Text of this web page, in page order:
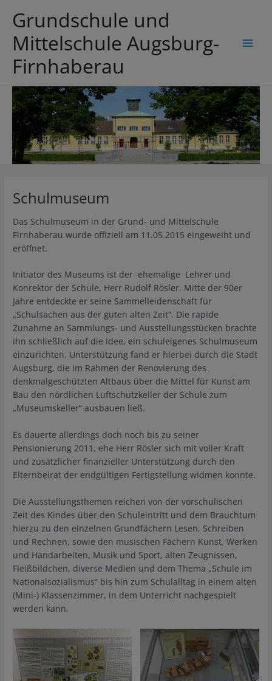
InhaltGrundschule und
Mittelschule Augsburg-
Firnhaberau
Schulmuseum
Das Schulmuseum in der Grund- und Mittelschule
Firnhaberau wurde offiziell am 11.05.2015 eingeweiht und
eröffnet.
Initiator des Museums ist der ehemalige Lehrer und
Konrektor der Schule, Herr Rudolf Rösler. Mitte der 90er
Jahre entdeckte er seine Sammelleidenschaft für
„Schulsachen aus der guten alten Zeit“. Die rapide
Zunahme an Sammlungs- und Ausstellungsstücken brachte
ihn schließlich auf die Idee, ein schuleigenes Schulmuseum
einzurichten. Unterstützung fand er hierbei durch die Stadt
Augsburg, die im Rahmen der Renovierung des
denkmalgeschützten Altbaus über die Mittel für Kunst am
Bau den nördlichen Luftschutzkeller der Schule zum
„Museumskeller“ ausbauen ließ.
Es dauerte allerdings doch noch bis zu seiner
Pensionierung 2011, ehe Herr Rösler sich mit voller Kraft
und zusätzlicher finanzieller Unterstützung durch den
Elternbeirat der endgültigen Fertigstellung widmen konnte.
Die Ausstellungsthemen reichen von der vorschulischen
Zeit des Kindes über den Schuleintritt und dem Brauchtum
hierzu zu den einzelnen Grundfächern Lesen, Schreiben
und Rechnen, sowie den musischen Fächern Kunst, Werken
und Handarbeiten, Musik und Sport, alten Zeugnissen,
Fleißbildchen, diverse Medien und dem Thema „Schule im
Nationalsozialismus“ bis hin zum Schulalltag in einem alten
(Mini-) Klassenzimmer, in dem Unterricht nachgespielt
werden kann.